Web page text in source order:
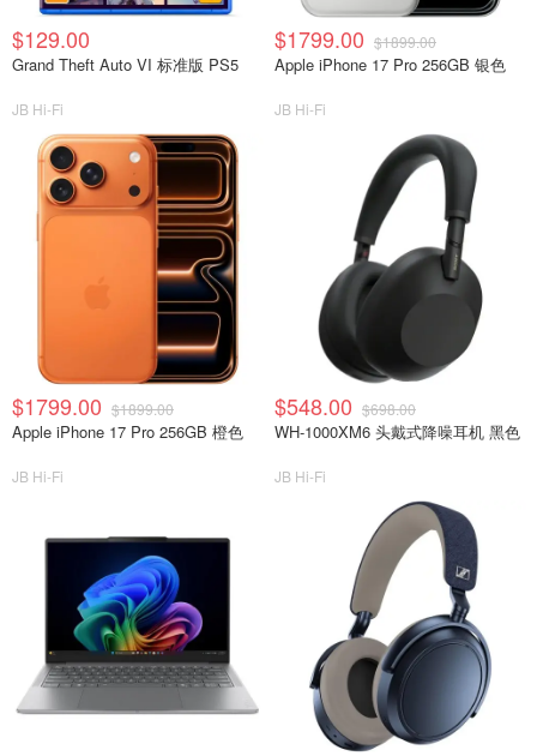
$129.00
Grand Theft Auto VI 标准版 PS5
JB Hi-Fi
$1799.00 $1899.00
Apple iPhone 17 Pro 256GB 银色
JB Hi-Fi
$1799.00 $1899.00
Apple iPhone 17 Pro 256GB 橙色
JB Hi-Fi
$548.00 $698.00
WH-1000XM6 头戴式降噪耳机 黑色
JB Hi-Fi